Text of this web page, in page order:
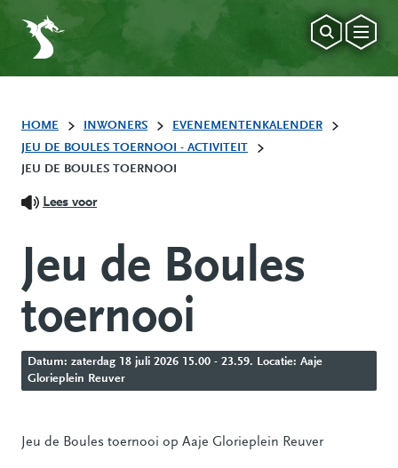
HOME INWONERS
EVENEMENTENKALENDER
JEU DE BOULES TOERNOOI - ACTIVITEIT
JEU DE BOULES TOERNOOI
Lees voor
Jeu de Boules
toernooi
Datum: zaterdag 18 juli 2026 15.00 - 23.59. Locatie: Aaje
Glorieplein Reuver
Jeu de Boules toernooi op Aaje Glorieplein Reuver